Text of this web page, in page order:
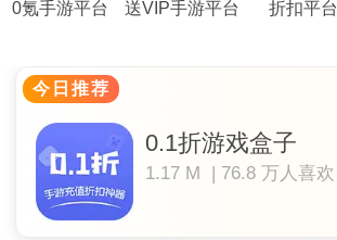
0氪手游平台 送VIP手游平台 折扣平台
今日推荐
0.1折游戏盒子
1.17 M | 76.8 万人喜欢